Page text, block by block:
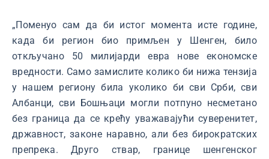
„Поменуо сам да би истог момента исте године,
када би регион био примљен у Шенген, било
откључано 50 милијарди евра нове економске
вредности. Само замислите колико би нижа тензија
у нашем региону била уколико би сви Срби, сви
Албанци, сви Бошњаци могли потпуно несметано
без граница да се крећу уважавајући суверенитет,
државност, законе наравно, али без бирократских
препрека. Друго ствар, границе шенгенског